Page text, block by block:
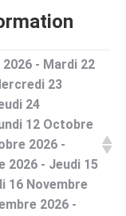
- Mardi 22
23
24
12 Octobre
2026 -
2026 - Jeudi 15
16 Novembre
2026 -